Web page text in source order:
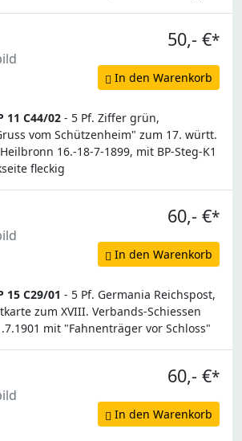
50,- €*
In den Warenkorb
11 C44/02 - 5 Pf. Ziffer grün,
vom Schützenheim" zum 17. württ.
16.-18-7-1899, mit BP-Steg-K1
fleckig
60,- €*
In den Warenkorb
15 C29/01 - 5 Pf. Germania Reichspost,
zum XVIII. Verbands-Schiessen
mit "Fahnenträger vor Schloss"
60,- €*
In den Warenkorb